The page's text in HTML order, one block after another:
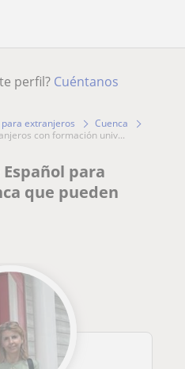
perfil? Cuéntanos
para extranjeros
Cuenca
con formación univ...
para
que pueden